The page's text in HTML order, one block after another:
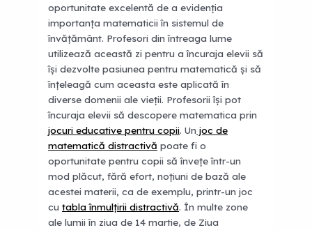
oportunitate excelentă de a evidenția
importanța matematicii în sistemul de
învățământ. Profesori din întreaga lume
utilizează această zi pentru a încuraja elevii să
își dezvolte pasiunea pentru matematică și să
înțeleagă cum aceasta este aplicată în
diverse domenii ale vieții. Profesorii își pot
încuraja elevii să descopere matematica prin
jocuri educative pentru copii. Un joc de
matematică distractivă poate fi o
oportunitate pentru copii să învețe într-un
mod plăcut, fără efort, noțiuni de bază ale
acestei materii, ca de exemplu, printr-un joc
cutabla înmulțirii distractivă. În multe zone
ale lumii în ziua de 14 martie, de Ziua